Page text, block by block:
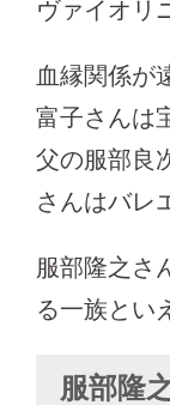
ヴァイオリ
血縁関係が
富子さんは
父の服部良
さんはバレ
服部隆之さ
る一族とい
服部隆